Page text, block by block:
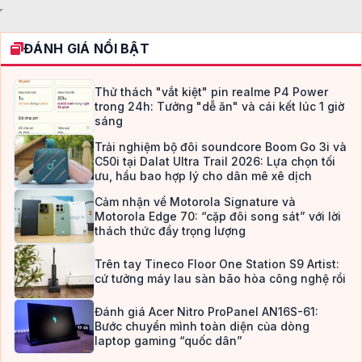
Verdana
ĐÁNH GIÁ NỔI BẬT
Thử thách "vắt kiệt" pin realme P4 Power
trong 24h: Tưởng "dễ ăn" và cái kết lúc 1 giờ
sáng
Trải nghiệm bộ đôi soundcore Boom Go 3i và
C50i tại Dalat Ultra Trail 2026: Lựa chọn tối
ưu, hầu bao hợp lý cho dân mê xê dịch
Cảm nhận về Motorola Signature và
Motorola Edge 70: “cặp đôi song sát” với lời
thách thức đầy trọng lượng
Trên tay Tineco Floor One Station S9 Artist:
cứ tưởng máy lau sàn bão hòa công nghệ rồi
Đánh giá Acer Nitro ProPanel AN16S-61:
Bước chuyển mình toàn diện của dòng
laptop gaming “quốc dân”